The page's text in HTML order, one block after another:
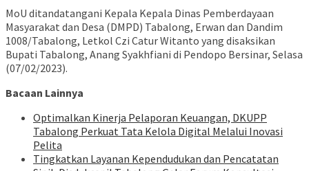
MoU ditandatangani Kepala Kepala Dinas Pemberdayaan
Masyarakat dan Desa (DMPD) Tabalong, Erwan dan Dandim
1008/Tabalong, Letkol Czi Catur Witanto yang disaksikan
Bupati Tabalong, Anang Syakhfiani di Pendopo Bersinar, Selasa
(07/02/2023).
Bacaan Lainnya
Optimalkan Kinerja Pelaporan Keuangan, DKUPP
Tabalong Perkuat Tata Kelola Digital Melalui Inovasi
Pelita
Tingkatkan Layanan Kependudukan dan Pencatatan